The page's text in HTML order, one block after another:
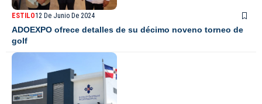
ESTILO12 De Junio De 2024
ADOEXPO ofrece detalles de su décimo noveno torneo de
golf